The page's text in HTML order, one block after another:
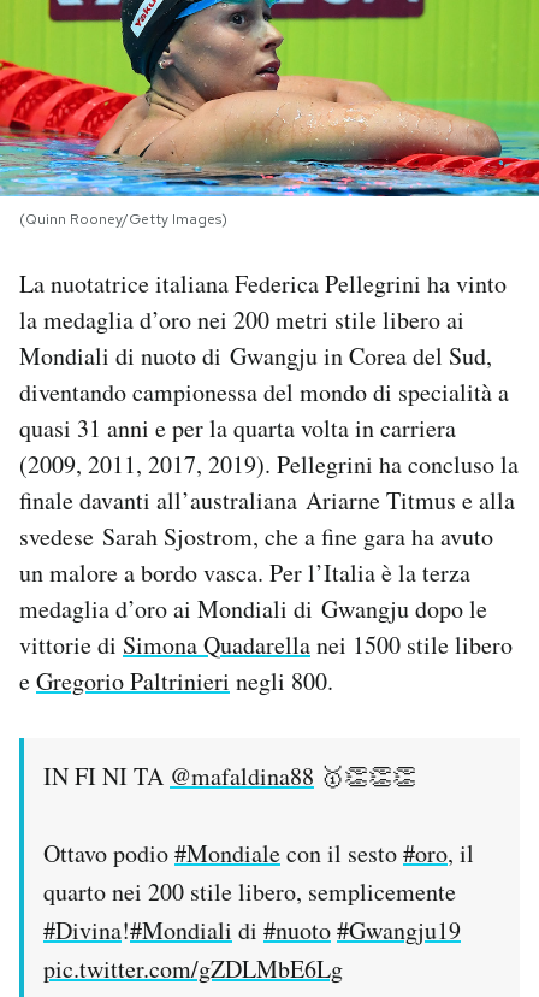
PODCAST
NEWSLETTER
SHOP
CALENDARIO
AREA PERSONALE
Area Personale
Newsletter
Regala il Post
Hai bisogno di aiuto?
Esci
(Quinn Rooney/Getty Images)
La nuotatrice italiana Federica Pellegrini ha vinto
la medaglia d’oro nei 200 metri stile libero ai
Mondiali di nuoto di Gwangju in Corea del Sud,
diventando campionessa del mondo di specialità a
quasi 31 anni e per la quarta volta in carriera
(2009, 2011, 2017, 2019). Pellegrini ha concluso la
finale davanti all’australiana Ariarne Titmus e alla
svedese Sarah Sjostrom, che a fine gara ha avuto
un malore a bordo vasca. Per l’Italia è la terza
medaglia d’oro ai Mondiali di Gwangju dopo le
vittorie di Simona Quadarellanei 1500 stile libero
eGregorio Paltrinieri negli 800.
IN FI NI TA @mafaldina88 🥇👏👏👏
Ottavo podio#Mondialecon il sesto#oro, il
quarto nei 200 stile libero, semplicemente
#Divina!#Mondiali di #nuoto#Gwangju19
pic.twitter.com/gZDLMbE6Lg